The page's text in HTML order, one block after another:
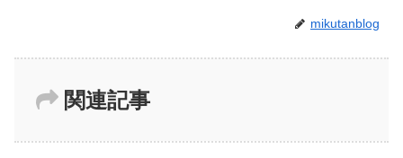
mikutanblog
関連記事